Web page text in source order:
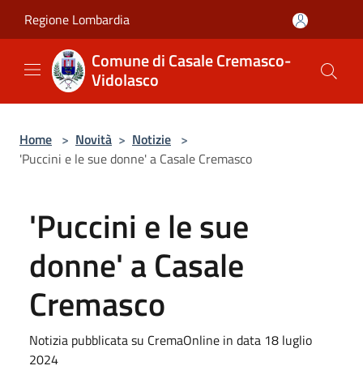
Regione Lombardia
Comune di Casale Cremasco-
Vidolasco
Home > Novità > Notizie >
'Puccini e le sue donne' a Casale Cremasco
'Puccini e le sue
donne' a Casale
Cremasco
Notizia pubblicata su CremaOnline in data 18 luglio
2024